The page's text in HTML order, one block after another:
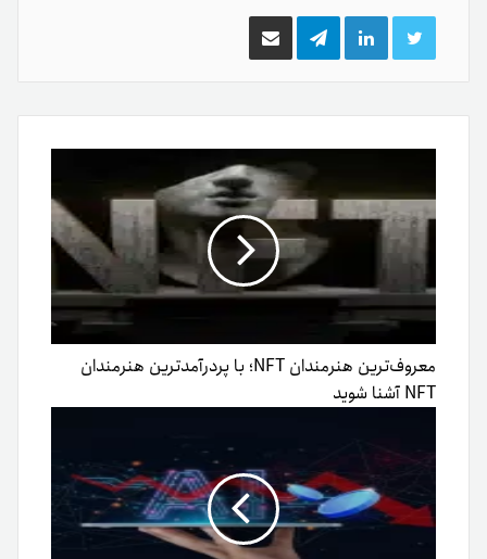
توییتر لینکدینتلگرام اشتراک
گذاری
ایمیل
معروف‌ترین هنرمندان NFT؛ با پردرآمدترین هنرمندان
NFT آشنا شوید